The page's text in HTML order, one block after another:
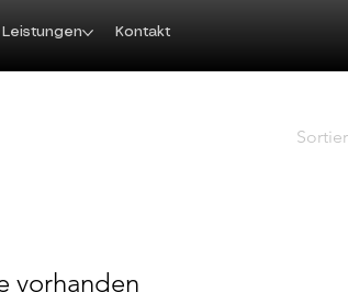
Kontakt
vorhanden